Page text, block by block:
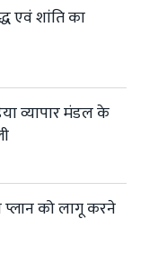
एवं शांति का
व्यापार मंडल के
को लागू करने